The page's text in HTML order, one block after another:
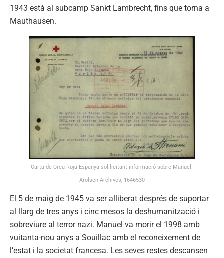
1943 està al subcamp Sankt Lambrecht, fins que torna a
Mauthausen.
Carta de Creu Roja Espanya sol.licitant informació sobre Manuel.
Arolsen Archives, 1646530
El 5 de maig de 1945 va ser alliberat després de suportar
al llarg de tres anys i cinc mesos la deshumanització i
sobreviure al terror nazi. Manuel va morir el 1998 amb
vuitanta-nou anys a Souillac amb el reconeixement de
l’estat i la societat francesa. Les seves restes descansen